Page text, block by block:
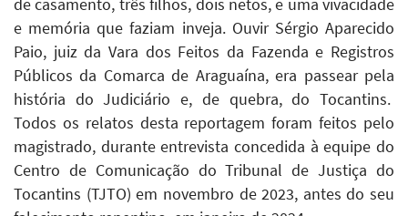
de casamento, três filhos, dois netos, e uma vivacidade
e memória que faziam inveja. Ouvir Sérgio Aparecido
Paio, juiz da Vara dos Feitos da Fazenda e Registros
Públicos da Comarca de Araguaína, era passear pela
história do Judiciário e, de quebra, do Tocantins.
Todos os relatos desta reportagem foram feitos pelo
magistrado, durante entrevista concedida à equipe do
Centro de Comunicação do Tribunal de Justiça do
Tocantins (TJTO) em novembro de 2023, antes do seu